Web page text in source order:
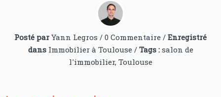
Posté par Yann Legros / 0 Commentaire / Enregistré
dans Immobilier à Toulouse / Tags : salon de
l'immobilier, Toulouse